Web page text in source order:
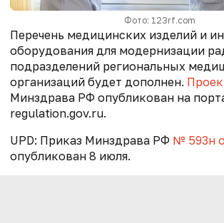
Фото: 123rf.com
Перечень медицинских изделий и
оборудования для модернизации
подразделений региональных
организаций будет дополнен.
Минздрава РФ опубликован на
regulation.gov.ru.
UPD: Приказ Минздрава РФ № 593н
опубликован 8 июля.